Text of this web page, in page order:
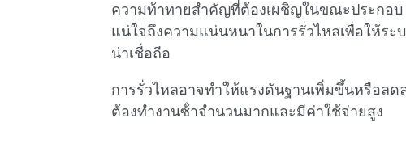
ความท้าทายสําคัญที่ต้องเผชิญในขณะประกอบ
แน่ใจถึงความแน่นหนาในการรั่วไหลเพื่อให้ร
น่าเชื่อถือ
การรั่วไหลอาจทําให้แรงดันฐานเพิ่มขึ้นหรือล
ต้องทํางานซ้ําจํานวนมากและมีค่าใช้จ่ายสูง